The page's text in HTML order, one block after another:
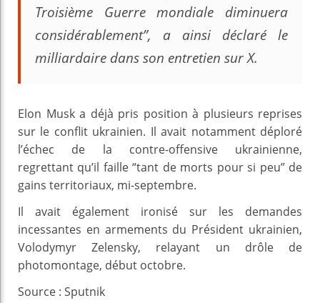
Troisième Guerre mondiale diminuera
considérablement”, a ainsi déclaré le
milliardaire dans son entretien sur X.
Elon Musk a déjà pris position à plusieurs reprises
sur le conflit ukrainien. Il avait notamment déploré
l’échec de la contre-offensive ukrainienne,
regrettant qu’il faille “tant de morts pour si peu” de
gains territoriaux, mi-septembre.
Il avait également ironisé sur les demandes
incessantes en armements du Président ukrainien,
Volodymyr Zelensky, relayant un drôle de
photomontage, début octobre.
Source : Sputnik